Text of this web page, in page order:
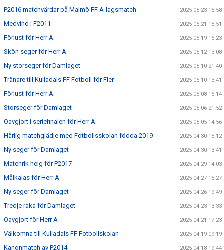
P2016 matchvärdar på Malmö FF A-lagsmatch 2025-05-23 15:58
Medvind i F2011 2025-05-21 15:51
Förlust för Herr A 2025-05-19 15:23
Skön seger för Herr A 2025-05-12 13:08
Ny storseger för Damlaget 2025-05-10 21:40
Tränare till Kulladals FF Fotboll för Fler 2025-05-10 13:41
Förlust för Herr A 2025-05-08 15:14
Storseger för Damlaget 2025-05-06 21:52
Oavgjort i seriefinalen för Herr A 2025-05-05 14:56
Härlig matchglädje med Fotbollsskolan födda 2019 2025-04-30 15:12
Ny seger för Damlaget 2025-04-30 13:41
Matchrik helg för P2017 2025-04-29 14:03
Målkalas för Herr A 2025-04-27 15:27
Ny seger för Damlaget 2025-04-26 19:49
Tredje raka för Damlaget 2025-04-23 13:33
Oavgjort för Herr A 2025-04-21 17:23
Välkomna till Kulladals FF Fotbollskolan 2025-04-19 09:19
Kanonmatch av P2014 2025-04-18 19:44